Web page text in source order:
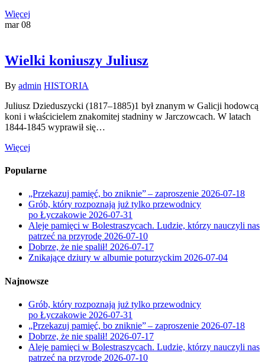
Więcej
mar 08
Wielki koniuszy Juliusz
By admin HISTORIA
Juliusz Dzieduszycki (1817–1885)1 był znanym w Galicji hodowcą
koni i właścicielem znakomitej stadniny w Jarczowcach. W latach
1844-1845 wyprawił się…
Więcej
Popularne
„Przekazuj pamięć, bo zniknie” – zaproszenie 2026-07-18
Grób, który rozpoznają już tylko przewodnicy
po Łyczakowie 2026-07-31
Aleje pamięci w Bolestraszycach. Ludzie, którzy nauczyli nas
patrzeć na przyrodę 2026-07-10
Dobrze, że nie spalił! 2026-07-17
Znikające dziury w albumie poturzyckim 2026-07-04
Najnowsze
Grób, który rozpoznają już tylko przewodnicy
po Łyczakowie 2026-07-31
„Przekazuj pamięć, bo zniknie” – zaproszenie 2026-07-18
Dobrze, że nie spalił! 2026-07-17
Aleje pamięci w Bolestraszycach. Ludzie, którzy nauczyli nas
patrzeć na przyrodę 2026-07-10